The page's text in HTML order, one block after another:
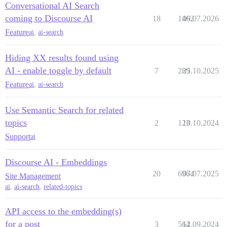
Conversational AI Search
coming to Discourse AI
Featureai, ai-search
18 1462
09.07.2026
Hiding XX results found using
AI - enable toggle by default
Featureai, ai-search
7 289
25.10.2025
Use Semantic Search for related
topics
Supportai
2 123
10.10.2024
Discourse AI - Embeddings
Site Management
ai ai-search related-topics
20 6964
07.07.2025
API access to the embedding(s)
for a post
3 564
12.09.2024